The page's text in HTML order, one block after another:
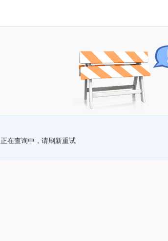
正在查询中，请刷新重试